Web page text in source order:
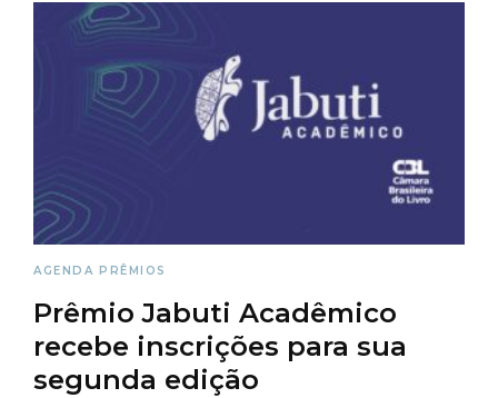
AGENDA PRÊMIOS
Prêmio Jabuti Acadêmico
recebe inscrições para sua
segunda edição